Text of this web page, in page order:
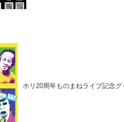
ホリ20周年ものまねライブ記念グ